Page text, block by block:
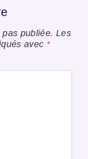
publiée. Les
avec *